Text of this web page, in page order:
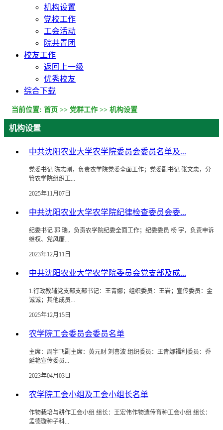
机构设置
党校工作
工会活动
院共青团
校友工作
返回上一级
优秀校友
综合下载
当前位置: 首页 >> 党群工作 >> 机构设置
机构设置
中共沈阳农业大学农学院委员会委员名单及...
党委书记 陈志刚，负责农学院党委全面工作；党委副书记 张文忠，分
管农学院组织工...
2025年11月07日
中共沈阳农业大学农学院纪律检查委员会委...
纪委书记 郭 瑞，负责农学院纪委全面工作；纪委委员 杨 宇，负责申诉
维权、党风廉...
2023年12月11日
中共沈阳农业大学农学院委员会党支部及成...
1.行政教辅党支部支部书记：王青娜；组织委员：王岩；宣传委员：金
诚诚；其他成员...
2025年12月15日
农学院工会委员会委员名单
​主席：周宇飞副主席：黄元财 刘喜波 组织委员：王青娜福利委员：乔
延艳宣传委员...
2023年04月03日
农学院工会小组及工会小组长名单
​作物栽培与耕作工会小组 组长：王宏伟作物遗传育种工会小组 组长：
孟德璇种子科...